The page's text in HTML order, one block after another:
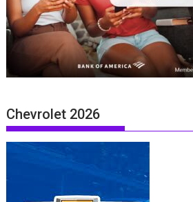
Chevrolet 2026